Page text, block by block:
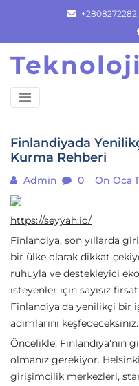
content
+2808272282
Finlandiyada
Kurma Rehberi
Admin 0 On Oca
https://seyyah.io/
Finlandiya, son yıllarda
bir ülke olarak dikkat
ruhuyla ve destekleyici
isteyenler için sayısız
Finlandiya'da yenilikçi bir
adımlarını keşfedeceksiniz.
Öncelikle, Finlandiya'nın
olmanız gerekiyor.
girişimcilik merkezleri,